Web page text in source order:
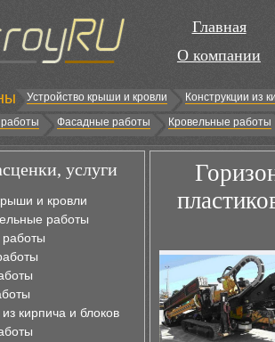
Главная
О компании
Устройство крыши и кровли
Конструкции из
Фасадные работы Кровельные работы
услуги
и кровли
работы
кирпича и блоков